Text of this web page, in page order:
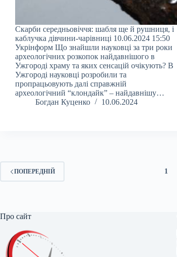
Скарби середньовіччя: шабля ще й рушниця, і
каблучка дівчини-чарівниці 10.06.2024 15:50
Укрінформ Що знайшли науковці за три роки
археологічних розкопок найдавнішого в
Ужгороді храму та яких сенсацій очікують? В
Ужгороді науковці розробили та
пропрацьовують далі справжній
археологічний “клондайк” – найдавнішу…
Богдан Куценко
10.06.2024
ПОПЕРЕДНІЙ 1
Про сайт